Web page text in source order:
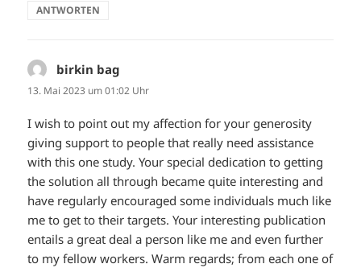
ANTWORTEN
birkin bag
13. Mai 2023 um 01:02 Uhr
I wish to point out my affection for your generosity
giving support to people that really need assistance
with this one study. Your special dedication to getting
the solution all through became quite interesting and
have regularly encouraged some individuals much like
me to get to their targets. Your interesting publication
entails a great deal a person like me and even further
to my fellow workers. Warm regards; from each one of